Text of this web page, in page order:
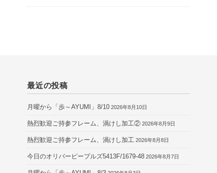
最近の投稿
月曜から「歩～AYUMI」8/10 2026年8月10日
熱烈歓迎ご持参フレーム、渦けし加工② 2026年8月9日
熱烈歓迎ご持参フレーム、渦けし加工 2026年8月8日
今日のオリバーピープルズ5413F/1679-48 2026年8月7日